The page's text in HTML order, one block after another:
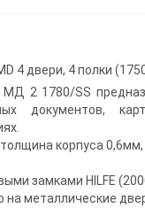
4 двери, 4 полки
2 1780/SS
документов,
толщина корпуса
замками HILFE
на металлические